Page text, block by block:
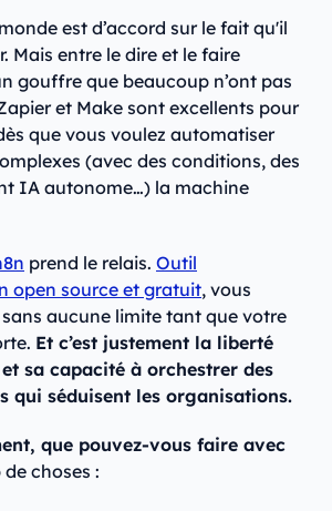
est d’accord sur le fait qu'il
Mais entre le dire et le faire
gouffre que beaucoup n’ont pas
et Make sont excellents pour
que vous voulez automatiser
(avec des conditions, des
IA autonome…) la machine
prend le relais. Outil
open source et gratuit, vous
sans aucune limite tant que votre
Et c’est justement la liberté
sa capacité à orchestrer des
qui séduisent les organisations.
que pouvez-vous faire avec
choses :